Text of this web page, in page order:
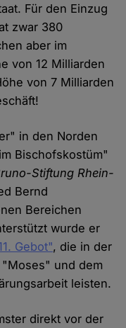
Für den Einzug
zwar 380
aber im
von 12 Milliarden
von 7 Milliarden
in den Norden
Bischofskostüm"
Stiftung Rhein-
Bernd
Bereichen
wurde er
Gebot", die in der
und dem
leisten.
direkt vor der